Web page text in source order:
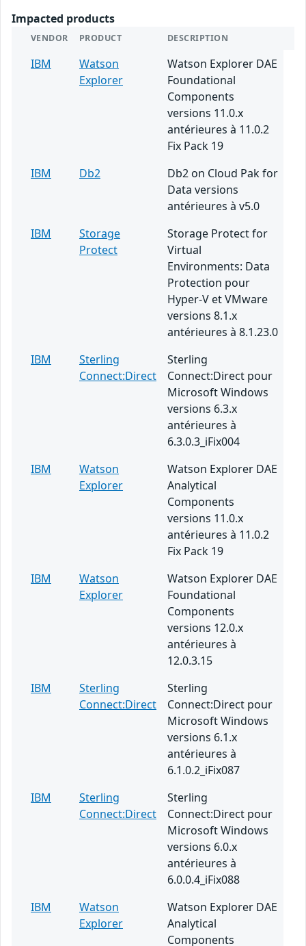
Impacted products
VENDOR PRODUCT DESCRIPTION
IBM
Watson
Explorer
Watson Explorer DAE
Foundational
Components
versions 11.0.x
antérieures à 11.0.2
Fix Pack 19
IBM
Db2
Db2 on Cloud Pak for
Data versions
antérieures à v5.0
IBM
Storage
Protect
Storage Protect for
Virtual
Environments: Data
Protection pour
Hyper-V et VMware
versions 8.1.x
antérieures à 8.1.23.0
IBM
Sterling
Connect:Direct
Sterling
Connect:Direct pour
Microsoft Windows
versions 6.3.x
antérieures à
6.3.0.3_iFix004
IBM
Watson
Explorer
Watson Explorer DAE
Analytical
Components
versions 11.0.x
antérieures à 11.0.2
Fix Pack 19
IBM
Watson
Explorer
Watson Explorer DAE
Foundational
Components
versions 12.0.x
antérieures à
12.0.3.15
IBM
Sterling
Connect:Direct
Sterling
Connect:Direct pour
Microsoft Windows
versions 6.1.x
antérieures à
6.1.0.2_iFix087
IBM
Sterling
Connect:Direct
Sterling
Connect:Direct pour
Microsoft Windows
versions 6.0.x
antérieures à
6.0.0.4_iFix088
IBM
Watson
Explorer
Watson Explorer DAE
Analytical
Components